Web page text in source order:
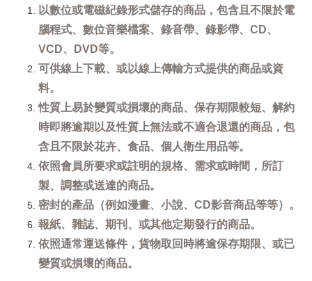
以數位或電磁紀錄形式儲存的商品，包含且不限於電
腦程式、數位音樂檔案、錄音帶、錄影帶、CD、
VCD、DVD等。
可供線上下載、或以線上傳輸方式提供的商品或資
料。
性質上易於變質或損壞的商品、保存期限較短、解約
時即將逾期以及性質上無法或不適合退還的商品，包
含且不限於花卉、食品、個人衛生用品等。
依照會員所要求或註明的規格、需求或時間，所訂
製、調整或送達的商品。
密封的產品（例如漫畫、小說、CD影音商品等等）。
報紙、雜誌、期刊、或其他定期發行的商品。
依照通常運送條件，貨物取回時將逾保存期限、或已
變質或損壞的商品。